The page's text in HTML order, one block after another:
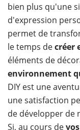
bien plus qu'une
d'expression
permet de
le temps decréer
éléments de
environnement
DIY est une
une satisfaction
de développer de
Si, au cours de